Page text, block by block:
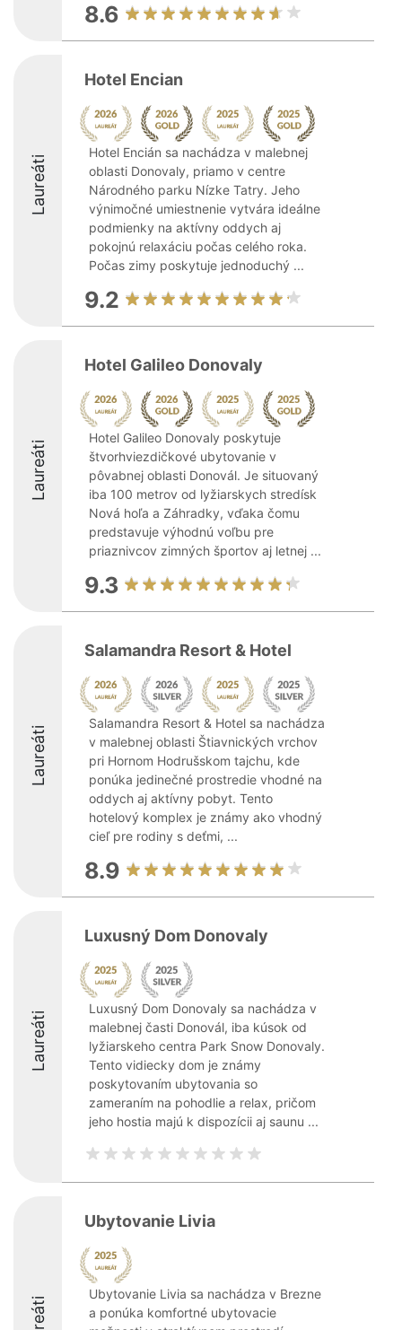
8.6
Laureáti
Hotel Encian
Hotel Encián sa nachádza v malebnej
oblasti Donovaly, priamo v centre
Národného parku Nízke Tatry. Jeho
výnimočné umiestnenie vytvára ideálne
podmienky na aktívny oddych aj
pokojnú relaxáciu počas celého roka.
Počas zimy poskytuje jednoduchý ...
9.2
Laureáti
Hotel Galileo Donovaly
Hotel Galileo Donovaly poskytuje
štvorhviezdičkové ubytovanie v
pôvabnej oblasti Donovál. Je situovaný
iba 100 metrov od lyžiarskych stredísk
Nová hoľa a Záhradky, vďaka čomu
predstavuje výhodnú voľbu pre
priaznivcov zimných športov aj letnej ...
9.3
Laureáti
Salamandra Resort & Hotel
Salamandra Resort & Hotel sa nachádza
v malebnej oblasti Štiavnických vrchov
pri Hornom Hodrušskom tajchu, kde
ponúka jedinečné prostredie vhodné na
oddych aj aktívny pobyt. Tento
hotelový komplex je známy ako vhodný
cieľ pre rodiny s deťmi, ...
8.9
Laureáti
Luxusný Dom Donovaly
Luxusný Dom Donovaly sa nachádza v
malebnej časti Donovál, iba kúsok od
lyžiarskeho centra Park Snow Donovaly.
Tento vidiecky dom je známy
poskytovaním ubytovania so
zameraním na pohodlie a relax, pričom
jeho hostia majú k dispozícii aj saunu ...
Ubytovanie Livia
Ubytovanie Livia sa nachádza v Brezne
a ponúka komfortné ubytovacie